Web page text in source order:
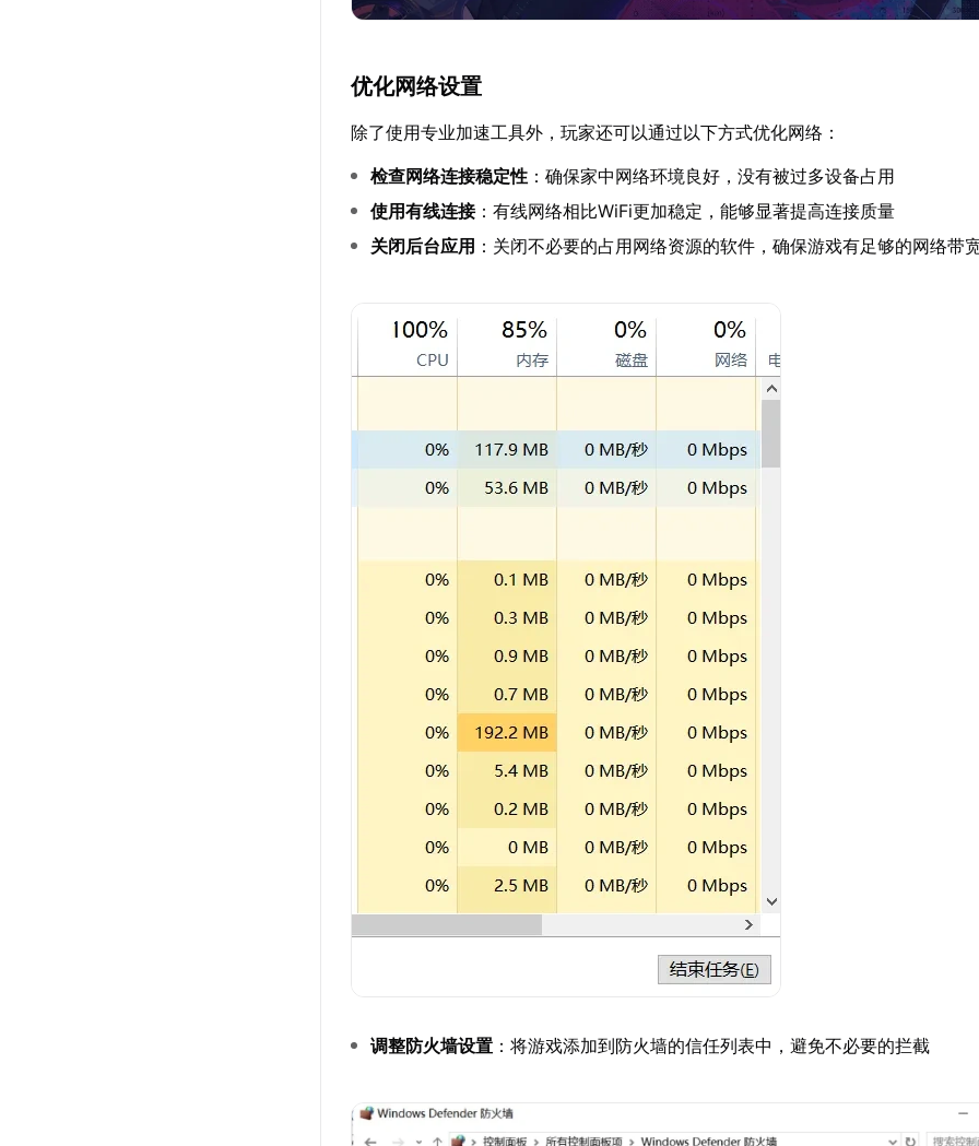
优化网络设置
除了使用专业加速工具外，玩家还可以通过以下方式优化网络：
检查网络连接稳定性 ：确保家中网络环境良好，没有被过多设备占用
使用有线连接：有线网络相比WiFi更加稳定，能够显著提高连接质量
关闭后台应用 ：关闭不必要的占用网络资源的软件，确保游戏有足够的网络带
调整防火墙设置 ：将游戏添加到防火墙的信任列表中，避免不必要的拦截